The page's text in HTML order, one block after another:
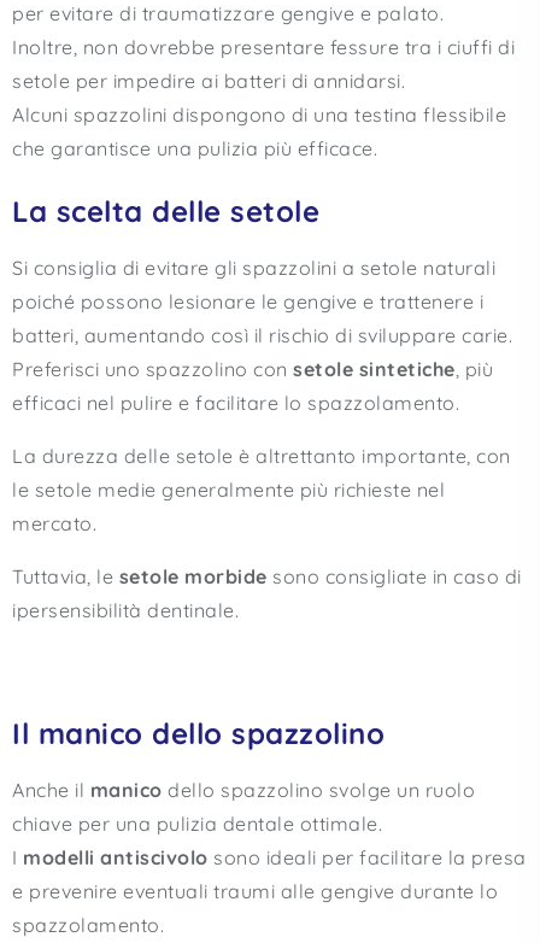
per evitare di traumatizzare gengive e palato.
Inoltre, non dovrebbe presentare fessure tra i ciuffi di
setole per impedire ai batteri di annidarsi.
Alcuni spazzolini dispongono di una testina flessibile
che garantisce una pulizia più efficace.
La scelta delle setole
Si consiglia di evitare gli spazzolini a setole naturali
poiché possono lesionare le gengive e trattenere i
batteri, aumentando così il rischio di sviluppare carie.
Preferisci uno spazzolino con setole sintetiche, più
efficaci nel pulire e facilitare lo spazzolamento.
La durezza delle setole è altrettanto importante, con
le setole medie generalmente più richieste nel
mercato.
Tuttavia, le setole morbide sono consigliate in caso di
ipersensibilità dentinale.
Il manico dello spazzolino
Anche il manico dello spazzolino svolge un ruolo
chiave per una pulizia dentale ottimale.
I modelli antiscivolo sono ideali per facilitare la presa
e prevenire eventuali traumi alle gengive durante lo
spazzolamento.